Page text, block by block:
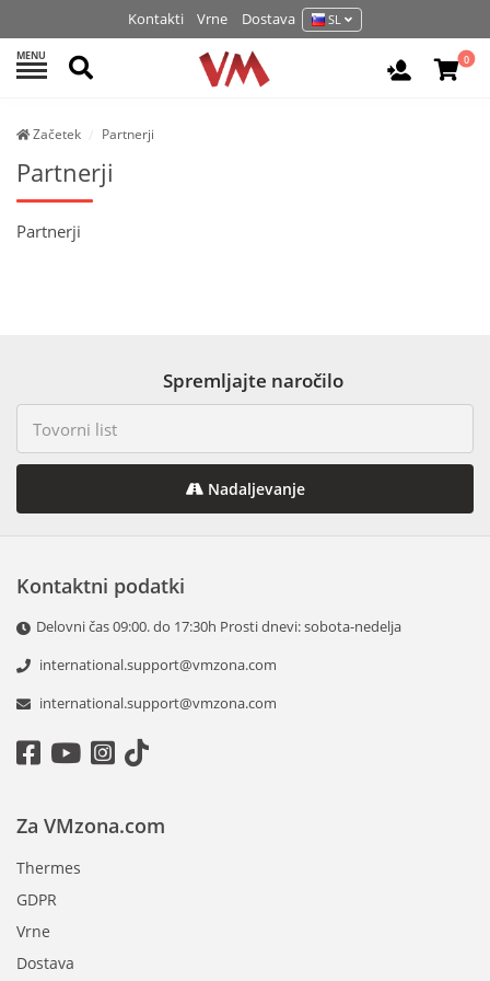
Kontakti Vrne Dostava SL
MENU Išči Prijava /
0
Začetek Partnerji
Partnerji
Partnerji
Spremljajte naročilo
Nadaljevanje
Kontaktni podatki
Delovni čas 09:00. do 17:30h Prosti dnevi: sobota-nedelja
international.support@vmzona.com
international.support@vmzona.com
Za VMzona.com
Thermes
GDPR
Vrne
Dostava